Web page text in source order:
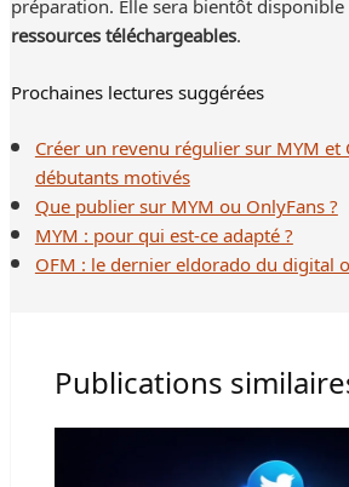
ressources téléchargeables.
Prochaines lectures suggérées
Créer un revenu régulier sur MYM
débutants motivés
Que publier sur MYM ou OnlyFans ?
MYM : pour qui est-ce adapté ?
OFM : le dernier eldorado du digital
Publications